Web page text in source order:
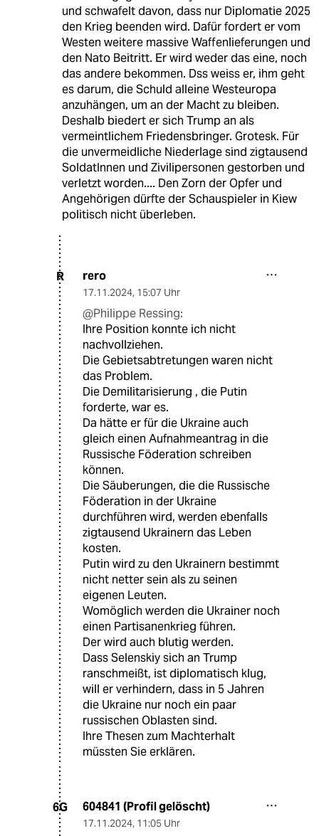
und schwafelt davon, dass nur Diplomatie 2025
den Krieg beenden wird. Dafür fordert er vom
Westen weitere massive Waffenlieferungen und
den Nato Beitritt. Er wird weder das eine, noch
das andere bekommen. Dss weiss er, ihm geht
es darum, die Schuld alleine Westeuropa
anzuhängen, um an der Macht zu bleiben.
Deshalb biedert er sich Trump an als
vermeintlichem Friedensbringer. Grotesk. Für
die unvermeidliche Niederlage sind zigtausend
SoldatInnen und Zivilipersonen gestorben und
verletzt worden.... Den Zorn der Opfer und
Angehörigen dürfte der Schauspieler in Kiew
politisch nicht überleben.
R rero
17.11.2024, 15:07 Uhr
@Philippe Ressing:
Ihre Position konnte ich nicht
nachvollziehen.
Die Gebietsabtretungen waren nicht
das Problem.
Die Demilitarisierung , die Putin
forderte, war es.
Da hätte er für die Ukraine auch
gleich einen Aufnahmeantrag in die
Russische Föderation schreiben
können.
Die Säuberungen, die die Russische
Föderation in der Ukraine
durchführen wird, werden ebenfalls
zigtausend Ukrainern das Leben
kosten.
Putin wird zu den Ukrainern bestimmt
nicht netter sein als zu seinen
eigenen Leuten.
Womöglich werden die Ukrainer noch
einen Partisanenkrieg führen.
Der wird auch blutig werden.
Dass Selenskiy sich an Trump
ranschmeißt, ist diplomatisch klug,
will er verhindern, dass in 5 Jahren
die Ukraine nur noch ein paar
russischen Oblasten sind.
Ihre Thesen zum Machterhalt
müssten Sie erklären.
6G 604841 (Profil gelöscht)
17.11.2024, 11:05 Uhr